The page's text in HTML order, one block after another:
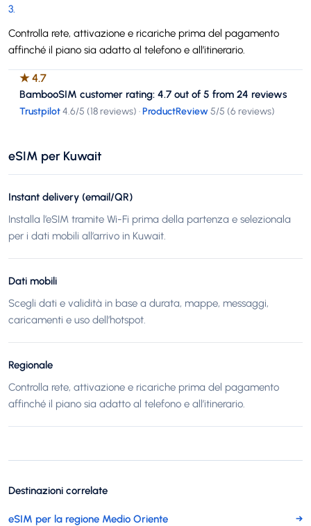
3.
Controlla rete, attivazione e ricariche prima del pagamento
affinché il piano sia adatto al telefono e all’itinerario.
★4.7
BambooSIM customer rating: 4.7 out of 5 from 24 reviews
Trustpilot4.6/5 (18 reviews) ·ProductReview5/5 (6 reviews)
eSIM per Kuwait
Instant delivery (email/QR)
Installa l’eSIM tramite Wi-Fi prima della partenza e selezionala
per i dati mobili all’arrivo in Kuwait.
Dati mobili
Scegli dati e validità in base a durata, mappe, messaggi,
caricamenti e uso dell’hotspot.
Regionale
Controlla rete, attivazione e ricariche prima del pagamento
affinché il piano sia adatto al telefono e all’itinerario.
Destinazioni correlate
eSIM per la regione Medio Oriente →